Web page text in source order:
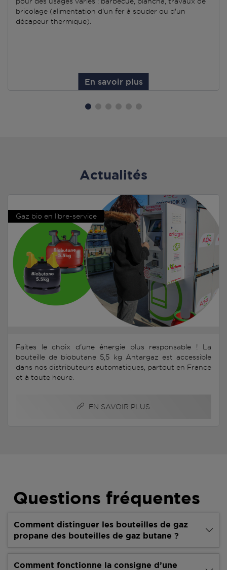
bricolage (alimentation d'un fer à souder ou d'un
décapeur thermique).
En savoir plus
Actualités
Gaz bio en libre-service
Faites le choix d'une énergie plus responsable ! La
bouteille de biobutane 5,5 kg Antargaz est accessible
dans nos distributeurs automatiques, partout en France
et à toute heure.
EN SAVOIR PLUS
Questions fréquentes
Comment distinguer les bouteilles de gaz
propane des bouteilles de gaz butane ?
Comment fonctionne la consigne d’une